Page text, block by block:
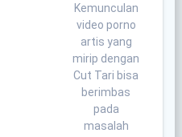
Kemunculan
video porno
artis yang
mirip dengan
Cut Tari bisa
berimbas
pada
masalah